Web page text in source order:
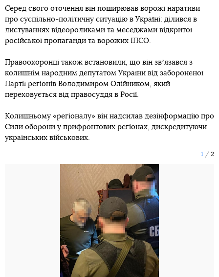
Серед свого оточення він поширював ворожі наративи
про суспільно-політичну ситуацію в Україні: ділився в
листуваннях відеороликами та меседжами відкритої
російської пропаганди та ворожих ІПСО.
Правоохоронці також встановили, що він звʼязався з
колишнім народним депутатом України від забороненої
Партії регіонів Володимиром Олійником, який
переховується від правосуддя в Росії.
Колишньому «регіоналу» він надсилав дезінформацію про
Сили оборони у прифронтових регіонах, дискредитуючи
українських військових.
1 2